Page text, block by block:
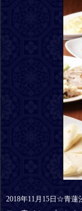
2018年11月15日☆青蓮